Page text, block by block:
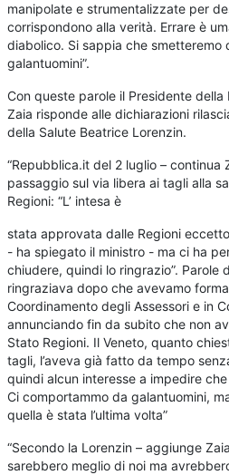
manipolate e strumentalizzate per
corrispondono alla verità. Errare è
diabolico. Si sappia che smetteremo
galantuomini”.
Con queste parole il Presidente della
Zaia risponde alle dichiarazioni
della Salute Beatrice Lorenzin.
“Repubblica.it del 2 luglio – continua
passaggio sul via libera ai tagli alla
Regioni: “L’ intesa è
stata approvata dalle Regioni
- ha spiegato il ministro - ma ci ha
chiudere, quindi lo ringrazio”. Parole
ringraziava dopo che avevamo
Coordinamento degli Assessori e in
annunciando fin da subito che non
Stato Regioni. Il Veneto, quanto
tagli, l’aveva già fatto da tempo
quindi alcun interesse a impedire
Ci comportammo da galantuomini,
quella è stata l’ultima volta”
“Secondo la Lorenzin – aggiunge
sarebbero meglio di noi ma